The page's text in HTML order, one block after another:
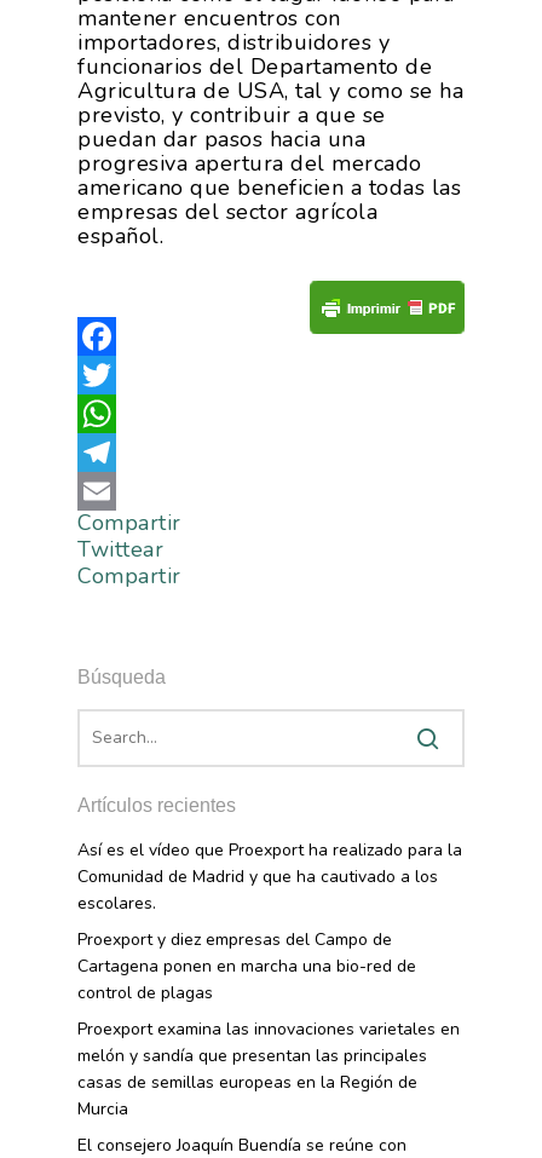
mantener encuentros con
importadores, distribuidores y
funcionarios del Departamento de
Agricultura de USA, tal y como se ha
previsto, y contribuir a que se
puedan dar pasos hacia una
progresiva apertura del mercado
americano que beneficien a todas las
empresas del sector agrícola
español.
Facebook
Twitter
WhatsApp
Telegram
Email
Compartir
Twittear
Compartir
Búsqueda
Artículos recientes
Así es el vídeo que Proexport ha realizado para la
Comunidad de Madrid y que ha cautivado a los
escolares.
Proexport y diez empresas del Campo de
Cartagena ponen en marcha una bio-red de
control de plagas
Proexport examina las innovaciones varietales en
melón y sandía que presentan las principales
casas de semillas europeas en la Región de
Murcia
El consejero Joaquín Buendía se reúne con
Corporativa
Números
Servicios
Forma Parte De
PROEXPORT
Temas
Actualidad
Agua
Calidad Y Seguridad
Alimentaria
Internacionalización
Multimedia
AgroCIFRAS
Comunicación 2024
Datos 2024
Histórico
Exportaciones 2018
Empleo Y
Formación
Bolsa De Empleo
Formación
Teleformación
Modificación Ley Mar
Juntos Contra El
I+S PRO